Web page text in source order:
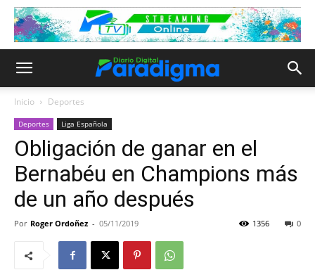
Inicio Deportes
Deportes Liga Española
Obligación de ganar en el
Bernabéu en Champions más
de un año después
Por Roger Ordoñez - 05/11/2019 0
1356